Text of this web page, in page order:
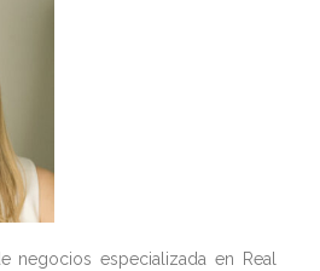
negocios especializada en Real